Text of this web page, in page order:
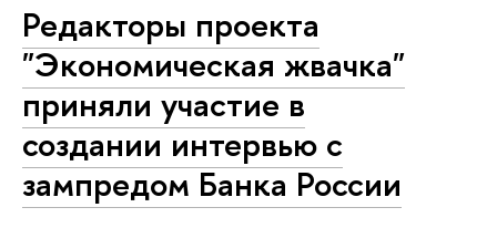
Редакторы проекта
"Экономическая жвачка"
приняли участие в
создании интервью с
зампредом Банка России